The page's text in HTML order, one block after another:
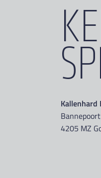
Kallenhard
4205 MZ